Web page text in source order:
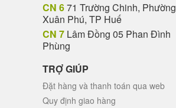
CN 671 Trường Chinh, Phường
Xuân Phú, TP Huế
CN 7 Lâm Đồng 05 Phan Đình
Phùng
TRỢ GIÚP
Đặt hàng và thanh toán qua web
Quy định giao hàng